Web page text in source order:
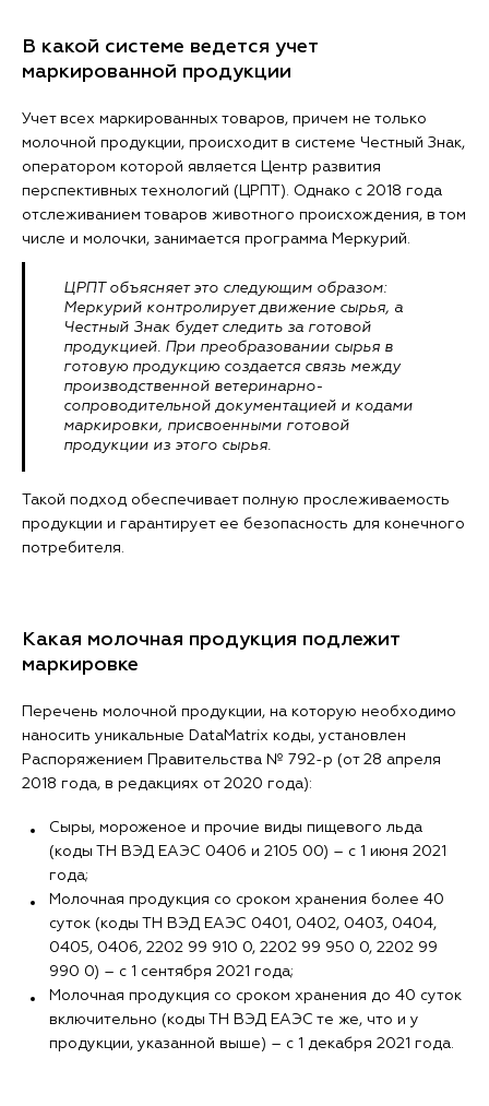
В какой системе ведется учет
маркированной продукции
Учет всех маркированных товаров, причем не только
молочной продукции, происходит в системе Честный Знак,
оператором которой является Центр развития
перспективных технологий (ЦРПТ). Однако с 2018 года
отслеживанием товаров животного происхождения, в том
числе и молочки, занимается программа Меркурий.
ЦРПТ объясняет это следующим образом:
Меркурий контролирует движение сырья, а
Честный Знак будет следить за готовой
продукцией. При преобразовании сырья в
готовую продукцию создается связь между
производственной ветеринарно-
сопроводительной документацией и кодами
маркировки, присвоенными готовой
продукции из этого сырья.
Такой подход обеспечивает полную прослеживаемость
продукции и гарантирует ее безопасность для конечного
потребителя.
Какая молочная продукция подлежит
маркировке
Перечень молочной продукции, на которую необходимо
наносить уникальные DataMatrix коды, установлен
Распоряжением Правительства № 792-р (от 28 апреля
2018 года, в редакциях от 2020 года):
Сыры, мороженое и прочие виды пищевого льда
(коды ТН ВЭД ЕАЭС 0406 и 2105 00) ― с 1 июня 2021
года;
Молочная продукция со сроком хранения более 40
суток (коды ТН ВЭД ЕАЭС 0401, 0402, 0403, 0404,
0405, 0406, 2202 99 910 0, 2202 99 950 0, 2202 99
990 0) ― с 1 сентября 2021 года;
Молочная продукция со сроком хранения до 40 суток
включительно (коды ТН ВЭД ЕАЭС те же, что и у
продукции, указанной выше) ― с 1 декабря 2021 года.